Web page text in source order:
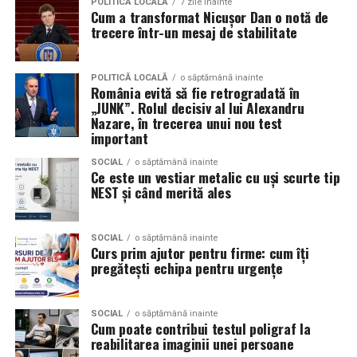
Mercedes-Benz;
Volkswagen;
Audi;
Skoda;
Seat;
Porsche;
Opel;
Ford;
Renault și altele.
Compatibilitatea exactă trebuie verificată întotdeauna
în manualul vehiculului sau în documentația tehnică a
producătorului.
Este potrivit pentru motoarele diesel?
Da.
câștiga aprecierea publicului.
Aceasta nu doar că îmbunătățește percepția față de
eveniment, dar poate și atrage mai mulți participanți
care sunt interesați de susținerea unor cauze ecologice.
Promovând un eveniment “verde”, organizatorii pot
atrage atenția asupra angajamentului față de protejarea
mediului și față de responsabilitatea socială.
Participanții vor aprecia cu siguranță faptul că
organizatorii au ales să adopte soluții care protejează
natura. De asemenea, acest lucru poate contribui la
creșterea reputației evenimentului și la creșterea
numărului de participanți în edițiile viitoare.
Confortul participanților
Deși un eveniment verde presupune economii de costuri
și un impact pozitiv asupra mediului, nu trebuie să se
Cum a transformat Nicușor Dan o notă de
trecere într-un mesaj de stabilitate
POLITICĂ LOCALĂ o săptămână inainte
România evită să fie retrogradată în
„JUNK”. Rolul decisiv al lui Alexandru
Nazare, în trecerea unui nou test
important
SOCIAL o săptămână inainte
Ce este un vestiar metalic cu uși scurte tip
NEST și când merită ales
SOCIAL o săptămână inainte
Curs prim ajutor pentru firme: cum îți
pregătești echipa pentru urgențe
SOCIAL o săptămână inainte
Cum poate contribui testul poligraf la
reabilitarea imaginii unei persoane